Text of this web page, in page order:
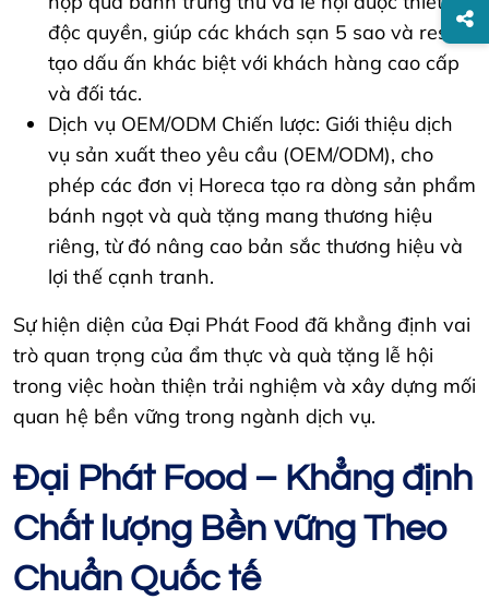
độc quyền, giúp các khách sạn 5 sao và resort
tạo dấu ấn khác biệt với khách hàng cao cấp
và đối tác.
Dịch vụ OEM/ODM Chiến lược: Giới thiệu dịch
vụ sản xuất theo yêu cầu (OEM/ODM), cho
phép các đơn vị Horeca tạo ra dòng sản phẩm
bánh ngọt và quà tặng mang thương hiệu
riêng, từ đó nâng cao bản sắc thương hiệu và
lợi thế cạnh tranh.
Sự hiện diện của Đại Phát Food đã khẳng định vai
trò quan trọng của ẩm thực và quà tặng lễ hội
trong việc hoàn thiện trải nghiệm và xây dựng mối
quan hệ bền vững trong ngành dịch vụ.
Đại Phát Food – Khẳng định
Chất lượng Bền vững Theo
Chuẩn Quốc tế